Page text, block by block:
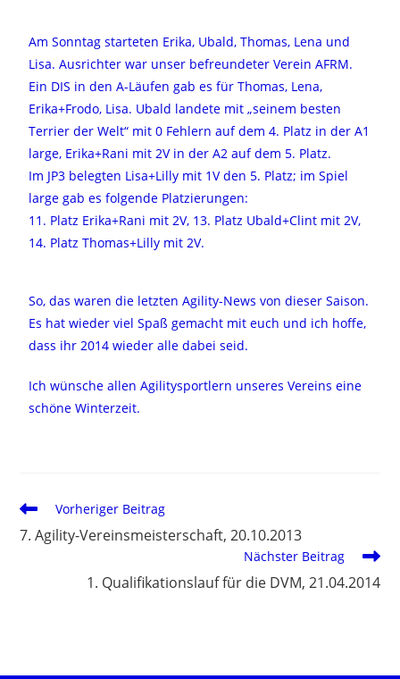
Am Sonntag starteten Erika, Ubald, Thomas, Lena und
Lisa. Ausrichter war unser befreundeter Verein AFRM.
Ein DIS in den A-Läufen gab es für Thomas, Lena,
Erika+Frodo, Lisa. Ubald landete mit „seinem besten
Terrier der Welt“ mit 0 Fehlern auf dem 4. Platz in der A1
large, Erika+Rani mit 2V in der A2 auf dem 5. Platz.
Im JP3 belegten Lisa+Lilly mit 1V den 5. Platz; im Spiel
large gab es folgende Platzierungen:
11. Platz Erika+Rani mit 2V, 13. Platz Ubald+Clint mit 2V,
14. Platz Thomas+Lilly mit 2V.
So, das waren die letzten Agility-News von dieser Saison.
Es hat wieder viel Spaß gemacht mit euch und ich hoffe,
dass ihr 2014 wieder alle dabei seid.
Ich wünsche allen Agilitysportlern unseres Vereins eine
schöne Winterzeit.
Vorheriger Beitrag
7. Agility-Vereinsmeisterschaft, 20.10.2013
Nächster Beitrag
1. Qualifikationslauf für die DVM, 21.04.2014